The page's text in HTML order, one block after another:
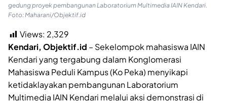
gedung proyek pembangunan Laboratorium Multimedia IAIN Kendari.
Foto: Maharani/Objektif.id
Views: 2,329
Kendari, Objektif.id – Sekelompok mahasiswa IAIN
Kendari yang tergabung dalam Konglomerasi
Mahasiswa Peduli Kampus (Ko Peka) menyikapi
ketidaklayakan pembangunan Laboratorium
Multimedia IAIN Kendari melalui aksi demonstrasi di